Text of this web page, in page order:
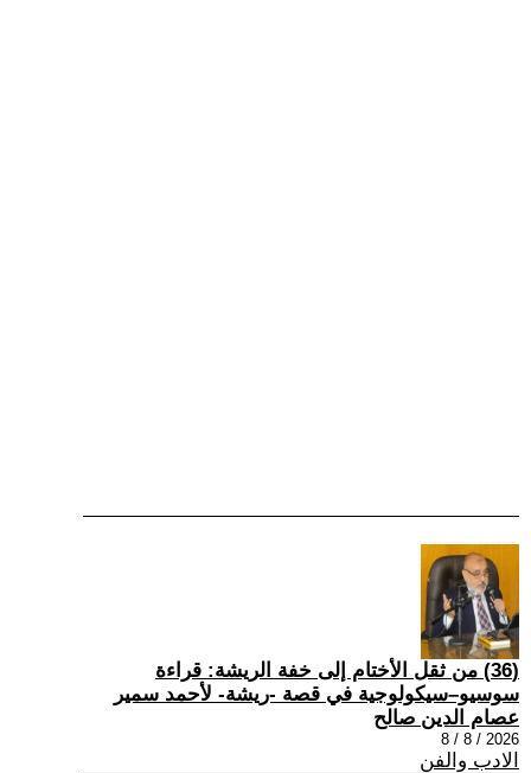
(36) من ثقل الأختام إلى خفة الريشة: قراءة
سوسيو–سيكولوجية في قصة -ريشة- لأحمد سمير
عصام الدين صالح
2026 / 8 / 8
الادب والفن